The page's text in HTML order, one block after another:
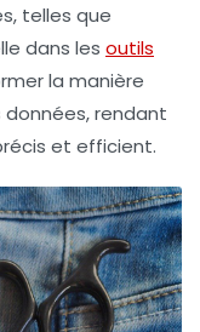
telles que
dans les outils
la manière
rendant
et efficient.